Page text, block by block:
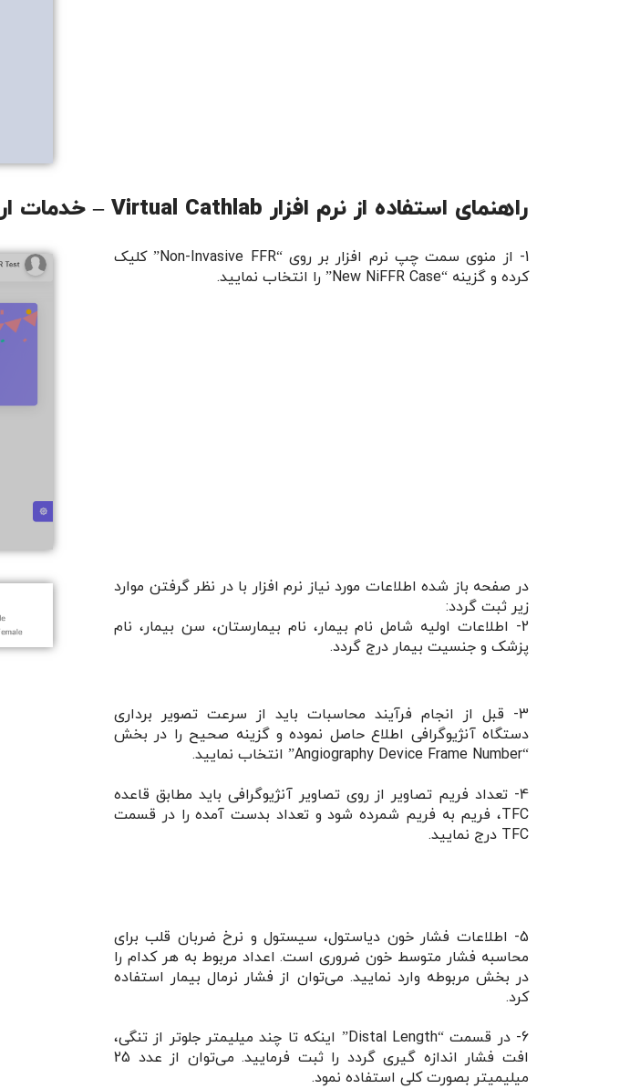
راهنمای استفاده از نرم افزار Virtual Cathlab – خدمات ارزیابی تنگی عروق کرونر (NiFFR)
1- از منوی سمت چپ نرم افزار بر روی “Non-Invasive FFR” کلیک
کرده و گزینه “New NiFFR Case” را انتخاب نمایید.
در صفحه باز شده اطلاعات مورد نیاز نرم افزار با در نظر گرفتن موارد
زیر ثبت گردد:
2- اطلاعات اولیه شامل نام بیمار، نام بیمارستان، سن بیمار، نام
پزشک و جنسیت بیمار درج گردد.
3- قبل از انجام فرآیند محاسبات باید از سرعت تصویر برداری
دستگاه آنژیوگرافی اطلاع حاصل نموده و گزینه صحیح را در بخش
“Angiography Device Frame Number” انتخاب نمایید.
4- تعداد فریم تصاویر از روی تصاویر آنژیوگرافی باید مطابق قاعده
TFC، فریم به فریم شمرده شود و تعداد بدست آمده را در قسمت
TFC درج نمایید.
5- اطلاعات فشار خون دیاستول، سیستول و نرخ ضربان قلب برای
محاسبه فشار متوسط خون ضروری است. اعداد مربوط به هر کدام را
در بخش مربوطه وارد نمایید. می‌توان از فشار نرمال بیمار استفاده
کرد.
6- در قسمت “Distal Length” اینکه تا چند میلیمتر جلوتر از تنگی،
افت فشار اندازه گیری گردد را ثبت فرمایید. می‌توان از عدد 25
میلیمیتر بصورت کلی استفاده نمود.